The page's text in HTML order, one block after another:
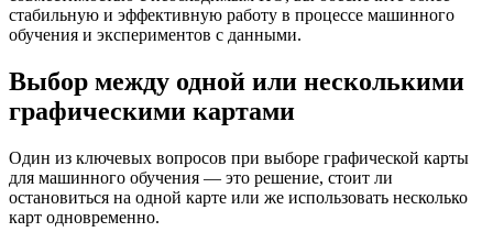
стабильную и эффективную работу в процессе машинного
обучения и экспериментов с данными.
Выбор между одной или несколькими
графическими картами
Один из ключевых вопросов при выборе графической карты
для машинного обучения — это решение, стоит ли
остановиться на одной карте или же использовать несколько
карт одновременно.